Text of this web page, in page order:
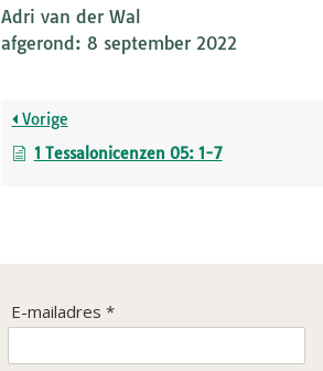
Adri van der Wal
afgerond: 8 september 2022
Vorige
1 Tessalonicenzen 05: 1-7
E-mailadres *